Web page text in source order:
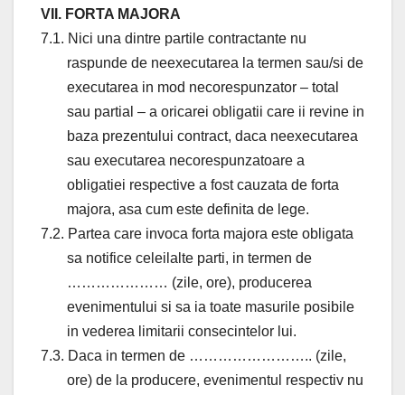
VII. FORTA MAJORA
7.1. Nici una dintre partile contractante nu
raspunde de neexecutarea la termen sau/si de
executarea in mod necorespunzator – total
sau partial – a oricarei obligatii care ii revine in
baza prezentului contract, daca neexecutarea
sau executarea necorespunzatoare a
obligatiei respective a fost cauzata de forta
majora, asa cum este definita de lege.
7.2. Partea care invoca forta majora este obligata
sa notifice celeilalte parti, in termen de
………………… (zile, ore), producerea
evenimentului si sa ia toate masurile posibile
in vederea limitarii consecintelor lui.
7.3. Daca in termen de …………………….. (zile,
ore) de la producere, evenimentul respectiv nu